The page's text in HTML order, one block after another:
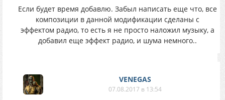
Если будет время добавлю. Забыл написать еще что, все
композиции в данной модификации сделаны с
эффектом радио, то есть я не просто наложил музыку, а
добавил еще эффект радио, и шума немного..
VENEGAS
07.08.2017 в 13:54